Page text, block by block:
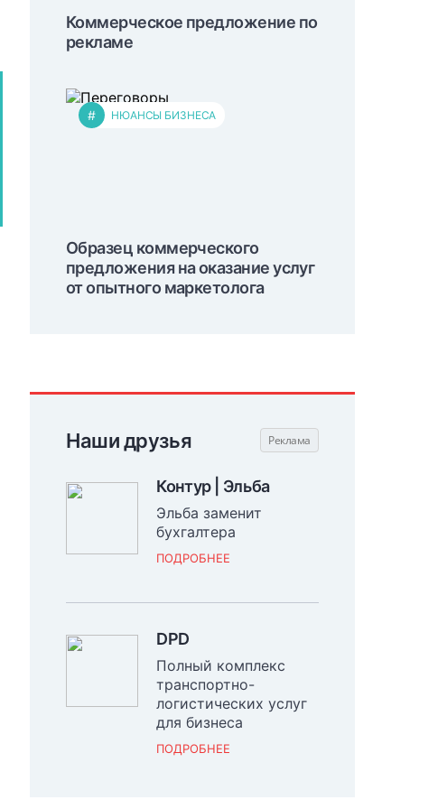
Коммерческое предложение по
рекламе
# НЮАНСЫ БИЗНЕСА
Образец коммерческого
предложения на оказание услуг
от опытного маркетолога
Наши друзья
Контур | Эльба
Эльба заменит
бухгалтера
ПОДРОБНЕЕ
DPD
Полный комплекс
транспортно-
логистических услуг
для бизнеса
ПОДРОБНЕЕ